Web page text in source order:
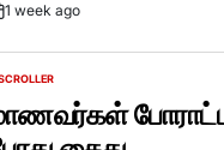
1 week ago